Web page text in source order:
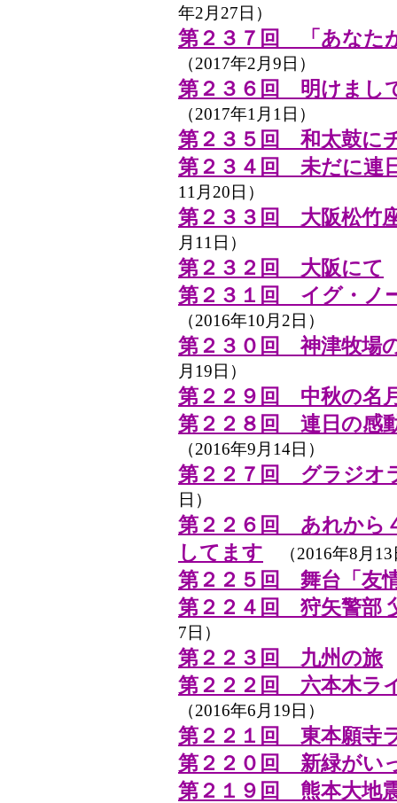
年2月27日）
第２３７回 「あなた
（2017年2月9日）
第２３６回 明けまし
（2017年1月1日）
第２３５回 和太鼓に
第２３４回 未だに連
11月20日）
第２３３回 大阪松竹
月11日）
第２３２回 大阪にて
第２３１回 イグ・ノ
（2016年10月2日）
第２３０回 神津牧場
月19日）
第２２９回 中秋の名
第２２８回 連日の感
（2016年9月14日）
第２２７回 グラジオ
日）
第２２６回 あれから
してます （2016年8月13
第２２５回 舞台「友
第２２４回 狩矢警部
7日）
第２２３回 九州の旅
第２２２回 六本木
（2016年6月19日）
第２２１回 東本願寺
第２２０回 新緑がい
第２１９回 熊本大地